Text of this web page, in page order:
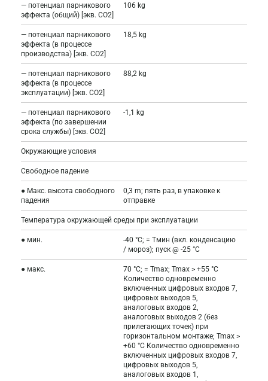
— потенциал парникового
эффекта (общий) [экв. CO2]
106 kg
— потенциал парникового
эффекта (в процессе
производства) [экв. CO2]
18,5 kg
— потенциал парникового
эффекта (в процессе
эксплуатации) [экв. CO2]
88,2 kg
— потенциал парникового
эффекта (по завершении
срока службы) [экв. CO2]
-1,1 kg
Окружающие условия
Свободное падение
● Макс. высота свободного
падения
0,3 m; пять раз, в упаковке к
отправке
Температура окружающей среды при эксплуатации
● мин.
-40 °C; = Tмин (вкл. конденсацию
/ мороз); пуск @ -25 °C
● макс.
70 °C; = Tmax; Tmax > +55 °C
Количество одновременно
включенных цифровых входов 7,
цифровых выходов 5,
аналоговых входов 2,
аналоговых выходов 2 (без
прилегающих точек) при
горизонтальном монтаже; Tmax >
+60 °C Количество одновременно
включенных цифровых входов 7,
цифровых выходов 5,
аналоговых входов 1,